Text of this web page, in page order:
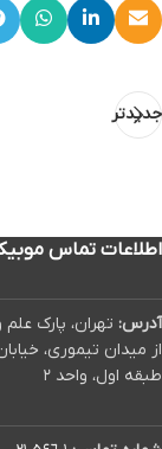
جدیدتر
اطلاعات تماس
آدرس: تهران، پارک
طبقه اول، واحد ۲